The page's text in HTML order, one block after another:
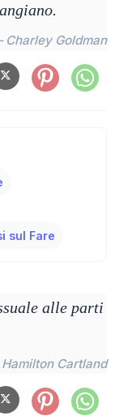
Goldman
sul Fare
alle parti
Cartland